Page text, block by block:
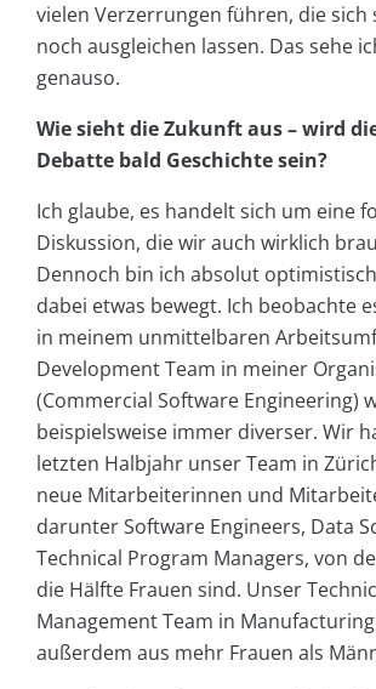
vielen Verzerrungen führen, die sich
noch ausgleichen lassen. Das sehe
genauso.
Wie sieht die Zukunft aus – wird
Debatte bald Geschichte sein?
Ich glaube, es handelt sich um eine
Diskussion, die wir auch wirklich
Dennoch bin ich absolut
dabei etwas bewegt. Ich beobachte
in meinem unmittelbaren
Development Team in meiner
(Commercial Software Engineering)
beispielsweise immer diverser. Wir
letzten Halbjahr unser Team in
neue Mitarbeiterinnen und
darunter Software Engineers, Data
Technical Program Managers, von
die Hälfte Frauen sind. Unser
Management Team in
außerdem aus mehr Frauen als